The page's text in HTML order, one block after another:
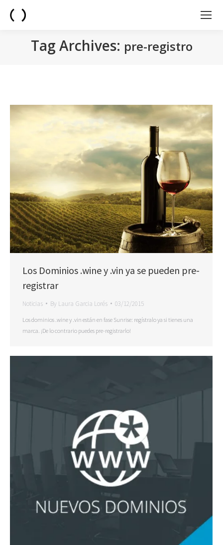
Tag Archives: pre-registro
Los Dominios .wine y .vin ya se pueden pre-
registrar
Noticias By Laura Garcia Lorés 03/12/2015
Los dominios .wine y .vin están en fase Sunrise: regístralo ya si tienes una
marca. ¡De lo contrario puedes pre-registrarlo!